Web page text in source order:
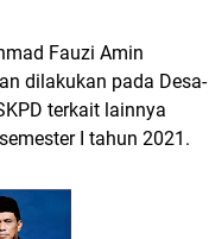
Fauzi Amin
dilakukan pada Desa-
terkait lainnya
I tahun 2021.